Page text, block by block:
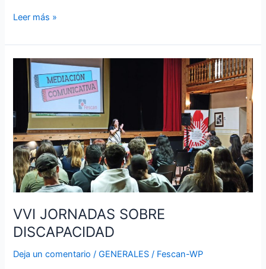
Leer más »
VVI JORNADAS SOBRE
DISCAPACIDAD
Deja un comentario /GENERALES / Fescan-WP
JORNADAS
SOBRE
DISCAPACIDAD